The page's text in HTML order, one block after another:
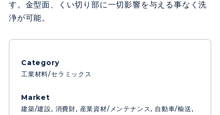
す。金型面、くい切り部に一切影響を与える事なく洗
浄が可能。
Category
工業材料/セラミックス
Market
建築/建設 消費財 産業資材/メンテナンス
自動車/輸送